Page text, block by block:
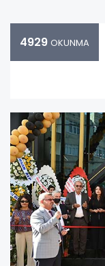
4929 OKUNMA